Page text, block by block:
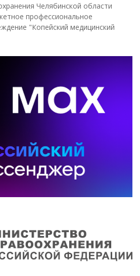
Челябинской области
профессиональное
"Копейский медицинский